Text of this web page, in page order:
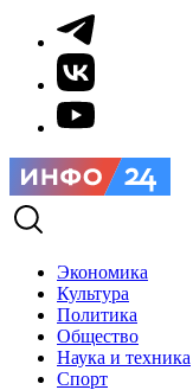
Экономика
Культура
Политика
Общество
Наука и техника
Спорт